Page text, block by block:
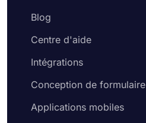
Blog
Centre d'aide
Intégrations
Conception de formulaire
Applications mobiles